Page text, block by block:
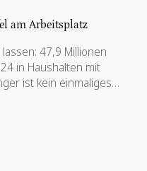
am Arbeitsplatz
47,9 Millionen
in Haushalten mit
ist kein einmaliges
nicht sein. Entdecken
denen Ihr Team einen